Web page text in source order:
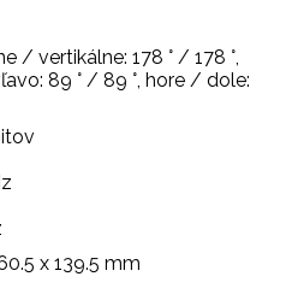
/ vertikálne: 178 ° / 178 °,
89 ° / 89 °, hore / dole:
x 139.5 mm